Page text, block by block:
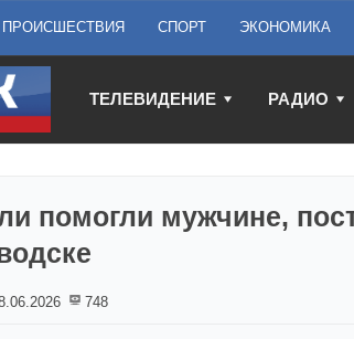
ПРОИСШЕСТВИЯ СПОРТ ЭКОНОМИКА
ТЕЛЕВИДЕНИЕ РАДИО
помогли мужчине,
748